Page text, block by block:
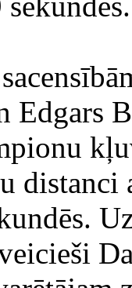
Edgars